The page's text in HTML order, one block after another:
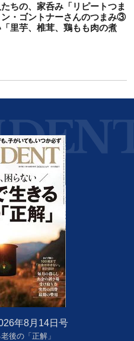
たちの、家呑み「リピートつま
・ゴントナーさんのつまみ③
里芋、椎茸、鶏もも肉の煮
年8月14日号
後の「正解」